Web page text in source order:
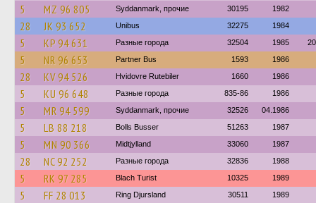
5 MZ 96 805 Syddanmark, прочие 30195 1982
28 JK 93 652 Unibus 32275 1984
5 KP 94 631 Разные города 32504 1985
5 NR 96 653 Partner Bus 1593 1986
28 KV 94 526 Hvidovre Rutebiler 1660 1986
5 KU 96 648 Разные города 835-86 1986
5 MR 94 599 Syddanmark, прочие 32526 04.1986
5 LB 88 218 Bolls Busser 51263 1987
5 MN 90 366 Midtjylland 33060 1987
28 NC 92 252 Разные города 32836 1988
5 RK 97 285 Blach Turist 10325 1989
5 FF 28 013 Ring Djursland 30511 1989